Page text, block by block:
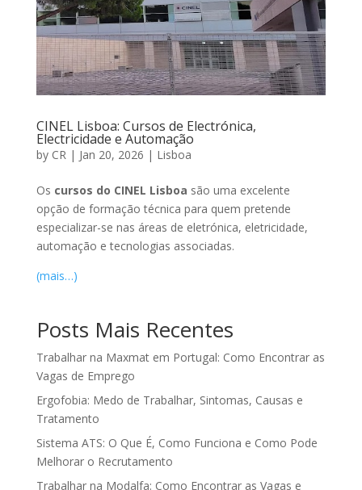
CINEL Lisboa: Cursos de Electrónica,
Electricidade e Automação
by CR | Jan 20, 2026 | Lisboa
Os cursos do CINEL Lisboa são uma excelente
opção de formação técnica para quem pretende
especializar-se nas áreas de eletrónica, eletricidade,
automação e tecnologias associadas.
(mais…)
Posts Mais Recentes
Trabalhar na Maxmat em Portugal: Como Encontrar as
Vagas de Emprego
Ergofobia: Medo de Trabalhar, Sintomas, Causas e
Tratamento
Sistema ATS: O Que É, Como Funciona e Como Pode
Melhorar o Recrutamento
Trabalhar na Modalfa: Como Encontrar as Vagas e